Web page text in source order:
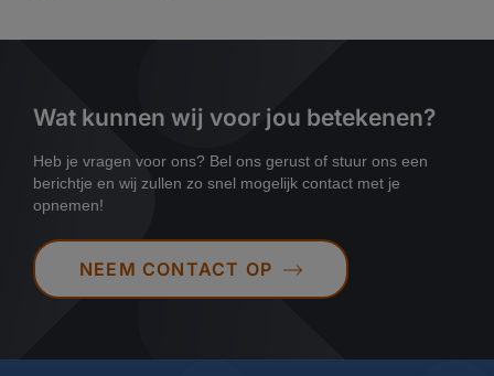
Wat kunnen wij voor jou betekenen?
Heb je vragen voor ons? Bel ons gerust of stuur ons een
berichtje en wij zullen zo snel mogelijk contact met je
opnemen!
NEEM CONTACT OP